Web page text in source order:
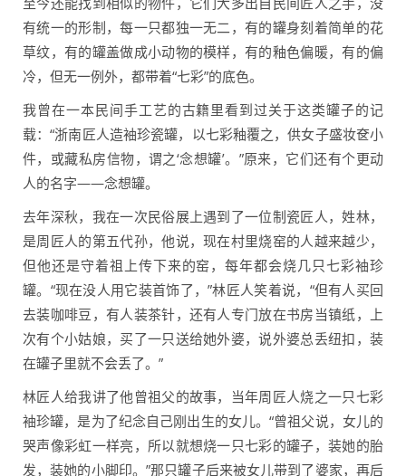
有统一的形制，每一只都独一无二，有的罐身刻着简单的花
草纹，有的罐盖做成小动物的模样，有的釉色偏暖，有的偏
冷，但无一例外，都带着“七彩”的底色。
我曾在一本民间手工艺的古籍里看到过关于这类罐子的记
载：“浙南匠人造袖珍瓷罐，以七彩釉覆之，供女子盛妆奁小
件，或藏私房信物，谓之‘念想罐’。”原来，它们还有个更动
人的名字——念想罐。
去年深秋，我在一次民俗展上遇到了一位制瓷匠人，姓林，
是周匠人的第五代孙，他说，现在村里烧窑的人越来越少，
但他还是守着祖上传下来的窑，每年都会烧几只七彩袖珍
罐。“现在没人用它装首饰了，”林匠人笑着说，“但有人买回
去装咖啡豆，有人装茶针，还有人专门放在书房当镇纸，上
次有个小姑娘，买了一只送给她外婆，说外婆总丢纽扣，装
在罐子里就不会丢了。”
林匠人给我讲了他曾祖父的故事，当年周匠人烧之一只七彩
袖珍罐，是为了纪念自己刚出生的女儿。“曾祖父说，女儿的
哭声像彩虹一样亮，所以就想烧一只七彩的罐子，装她的胎
发，装她的小脚印。”那只罐子后来被女儿带到了婆家，再后